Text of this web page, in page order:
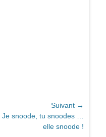
Suivant →
Je snoode, tu snoodes …
elle snoode !